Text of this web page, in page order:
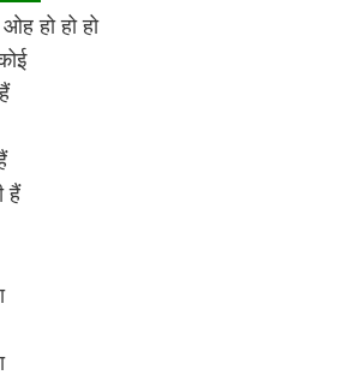
Movie Songs
– Devotional Songs
Movie Songs
– Movie Songs
हो हो हो
हैं